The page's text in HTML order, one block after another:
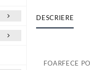
DESCRIERE
FOARFECE